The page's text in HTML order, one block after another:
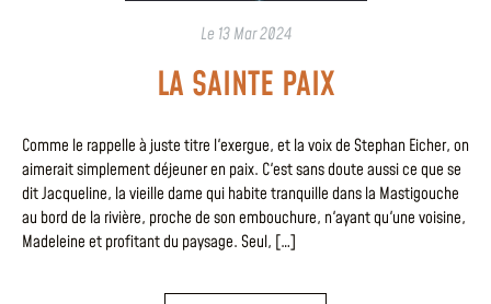
Le 13 Mar 2024
LA SAINTE PAIX
Comme le rappelle à juste titre l'exergue, et la voix de Stephan Eicher, on
aimerait simplement déjeuner en paix. C'est sans doute aussi ce que se
dit Jacqueline, la vieille dame qui habite tranquille dans la Mastigouche
au bord de la rivière, proche de son embouchure, n'ayant qu'une voisine,
Madeleine et profitant du paysage. Seul, […]